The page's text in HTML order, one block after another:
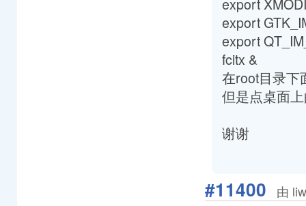
export
export
fcitx &
在root目录下
但是点桌面
谢谢
#11400 由